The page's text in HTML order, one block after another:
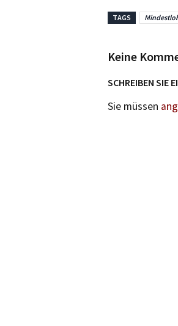
TAGS
Keine
SCHREIBEN SIE
Sie müssen